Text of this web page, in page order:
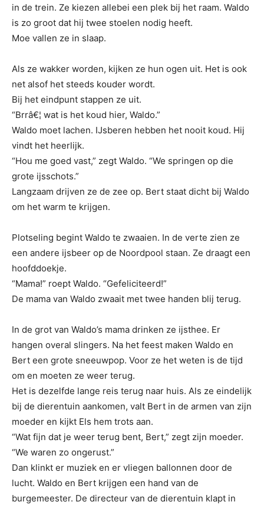
in de trein. Ze kiezen allebei een plek bij het raam. Waldo
is zo groot dat hij twee stoelen nodig heeft.
Moe vallen ze in slaap.
Als ze wakker worden, kijken ze hun ogen uit. Het is ook
net alsof het steeds kouder wordt.
Bij het eindpunt stappen ze uit.
“Brrâ€¦ wat is het koud hier, Waldo.”
Waldo moet lachen. IJsberen hebben het nooit koud. Hij
vindt het heerlijk.
“Hou me goed vast,” zegt Waldo. “We springen op die
grote ijsschots.”
Langzaam drijven ze de zee op. Bert staat dicht bij Waldo
om het warm te krijgen.
Plotseling begint Waldo te zwaaien. In de verte zien ze
een andere ijsbeer op de Noordpool staan. Ze draagt een
hoofddoekje.
“Mama!” roept Waldo. “Gefeliciteerd!”
De mama van Waldo zwaait met twee handen blij terug.
In de grot van Waldo’s mama drinken ze ijsthee. Er
hangen overal slingers. Na het feest maken Waldo en
Bert een grote sneeuwpop. Voor ze het weten is de tijd
om en moeten ze weer terug.
Het is dezelfde lange reis terug naar huis. Als ze eindelijk
bij de dierentuin aankomen, valt Bert in de armen van zijn
moeder en kijkt Els hem trots aan.
“Wat fijn dat je weer terug bent, Bert,” zegt zijn moeder.
“We waren zo ongerust.”
Dan klinkt er muziek en er vliegen ballonnen door de
lucht. Waldo en Bert krijgen een hand van de
burgemeester. De directeur van de dierentuin klapt in